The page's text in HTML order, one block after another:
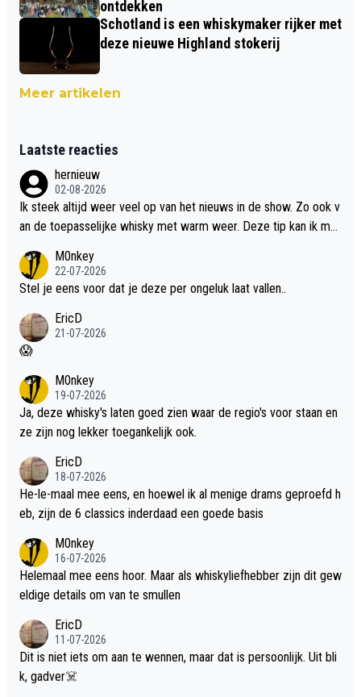
ontdekken
Schotland is een whiskymaker rijker met
deze nieuwe Highland stokerij
Meer artikelen
Laatste reacties
hernieuw
02-08-2026
Ik steek altijd weer veel op van het nieuws in de show. Zo ook v
an de toepasselijke whisky met warm weer. Deze tip kan ik met
M0nkey
22-07-2026
Stel je eens voor dat je deze per ongeluk laat vallen..
EricD
21-07-2026
😱
M0nkey
19-07-2026
Ja, deze whisky's laten goed zien waar de regio's voor staan en
ze zijn nog lekker toegankelijk ook.
EricD
18-07-2026
He-le-maal mee eens, en hoewel ik al menige drams geproefd h
eb, zijn de 6 classics inderdaad een goede basis
M0nkey
16-07-2026
Helemaal mee eens hoor. Maar als whiskyliefhebber zijn dit gew
eldige details om van te smullen
EricD
11-07-2026
Dit is niet iets om aan te wennen, maar dat is persoonlijk. Uit bli
k, gadver☠️